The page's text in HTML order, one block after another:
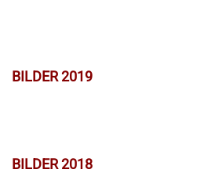
BILDER 2019
BILDER 2018